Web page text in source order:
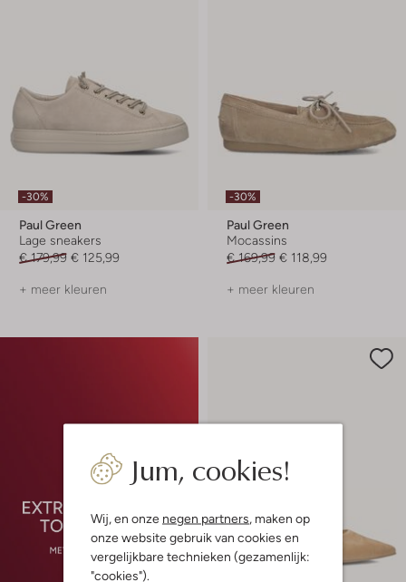
Jum, cookies!
Wij, en onze negen partners , maken op
onze website gebruik van cookies en
vergelijkbare technieken (gezamenlijk:
"cookies").
-30%
Paul Green
Lage sneakers
€ 179,99 € 125,99
+ meer kleuren
-30%
Paul Green
Mocassins
€ 169,99 € 118,99
+ meer kleuren